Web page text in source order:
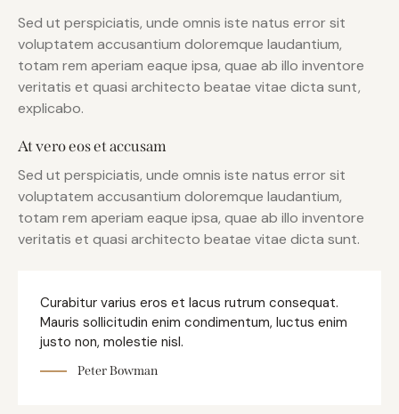
Sed ut perspiciatis, unde omnis iste natus error sit
voluptatem accusantium doloremque laudantium,
totam rem aperiam eaque ipsa, quae ab illo inventore
veritatis et quasi architecto beatae vitae dicta sunt,
explicabo.
At vero eos et accusam
Sed ut perspiciatis, unde omnis iste natus error sit
voluptatem accusantium doloremque laudantium,
totam rem aperiam eaque ipsa, quae ab illo inventore
veritatis et quasi architecto beatae vitae dicta sunt.
Curabitur varius eros et lacus rutrum consequat.
Mauris sollicitudin enim condimentum, luctus enim
justo non, molestie nisl.
Peter Bowman